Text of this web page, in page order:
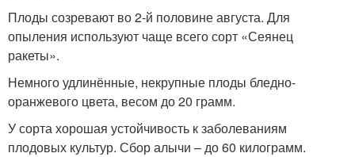
Плоды созревают во 2-й половине августа. Для
опыления используют чаще всего сорт «Сеянец
ракеты».
Немного удлинённые, некрупные плоды бледно-
оранжевого цвета, весом до 20 грамм.
У сорта хорошая устойчивость к заболеваниям
плодовых культур. Сбор алычи – до 60 килограмм.